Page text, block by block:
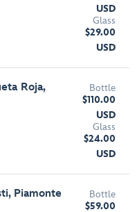
USD
Glass
$29.00
USD
Roja,
Bottle
$110.00
USD
Glass
$24.00
USD
Piamonte
Bottle
$59.00